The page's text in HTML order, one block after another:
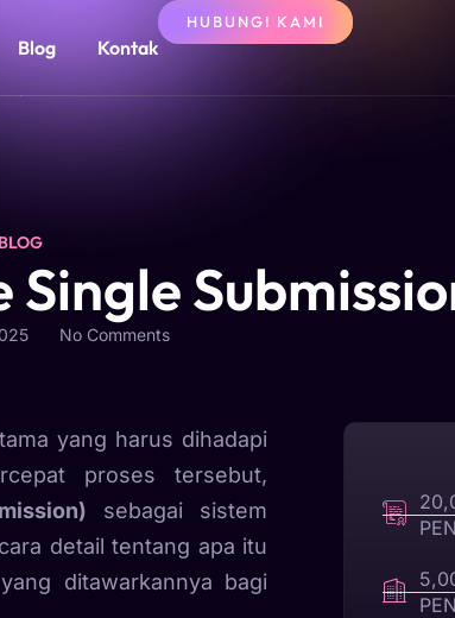
Blog Kontak
HUBUNGI KAMI
BLOG
Single
No Comments
yang harus dihadapi
proses tersebut,
sebagai sistem
detail tentang apa itu
ditawarkannya bagi